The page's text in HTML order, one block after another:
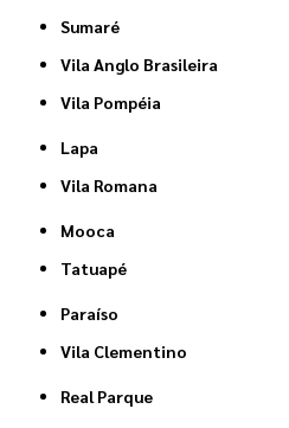
Sumaré
Vila Anglo Brasileira
Vila Pompéia
Lapa
Vila Romana
Mooca
Tatuapé
Paraíso
Vila Clementino
Real Parque